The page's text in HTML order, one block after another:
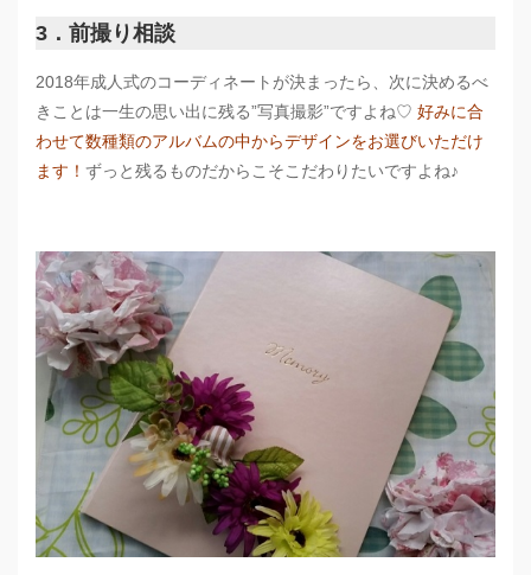
3．前撮り相談
2018年成人式のコーディネートが決まったら、次に決めるべ
きことは一生の思い出に残る”写真撮影”ですよね♡ 好みに合
わせて数種類のアルバムの中からデザインをお選びいただけ
ます！ ずっと残るものだからこそこだわりたいですよね♪